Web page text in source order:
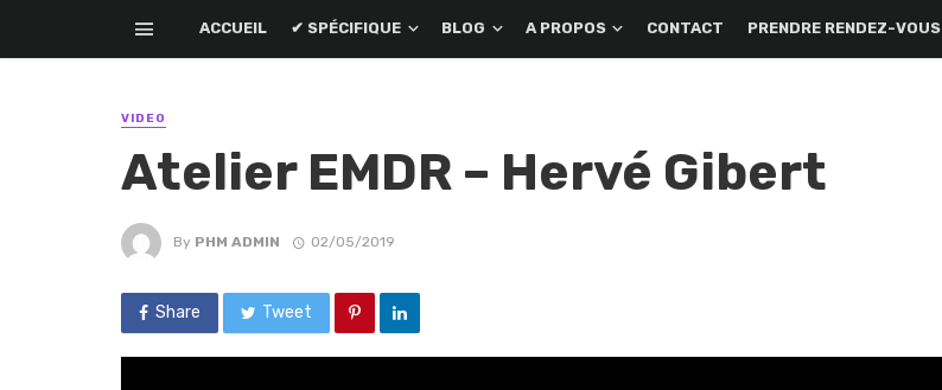
ACCUEIL ✔ SPÉCIFIQUE BLOG A PROPOS CONTACT PRENDRE RENDEZ-VOUS
VIDEO
Atelier EMDR – Hervé Gibert
By PHM ADMIN 02/05/2019
Share Tweet